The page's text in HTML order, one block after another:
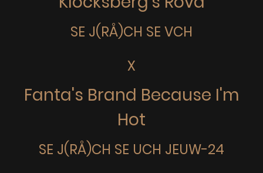
SE J(RÅ)CH SE VCH
X
Fanta's Brand Because I'm
Hot
SE J(RÅ)CH SE UCH JEUW-24